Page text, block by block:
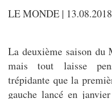
LE MONDE |
La deuxième saison du
mais tout laisse
trépidante que la
gauche lancé en